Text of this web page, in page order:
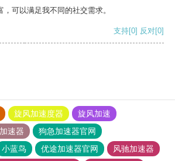
可以满足我不同的社交需求。
支持[0] 反对[0]
旋风加速度器
旋风加速
速器
狗急加速器官网
小蓝鸟 优途加速器官网
风驰加速器